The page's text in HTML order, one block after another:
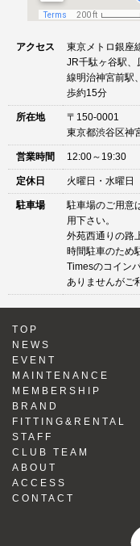
アクセス
東京メトロ銀座
JR千駄ヶ谷駅、
線明治神宮前駅
歩約15分
所在地
〒150-0001
東京都渋谷区神
営業時間 12:00～19:30
定休日 火曜日・水曜日
駐車場
駐車場のご用意
用下さい。
外苑西通りの路
時間駐車のため
Timesのコイン
ありませんがご
TOP
NEWS
EVENT
MAINTENANCE
MEMBERSHIP
BRAND
FITTING&RENTAL
STAFF
CLUB TEAM
ABOUT
ACCESS
CONTACT